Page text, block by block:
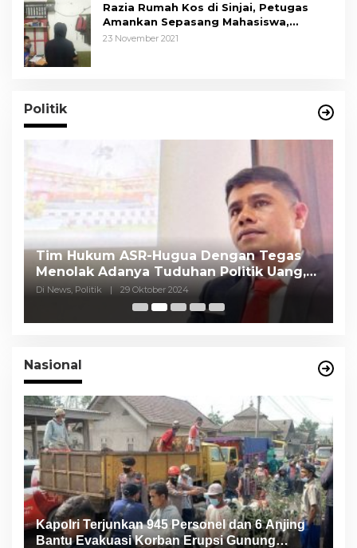
Razia Rumah Kos di Sinjai, Petugas
Amankan Sepasang Mahasiswa,
Mengaku Berpacaran
23 November 2021
Politik
Tim Hukum ASR-Hugua Dengan Tegas
Menolak Adanya Tuduhan Politik Uang,
Pasar Murah Tidak Dilaksanakan Oleh
Di News, Politik | 29 Oktober 2024
Nasional
Kapolri Terjunkan 945 Personel dan 6 Anjing
Bantu Evakuasi Korban Erupsi Gunung